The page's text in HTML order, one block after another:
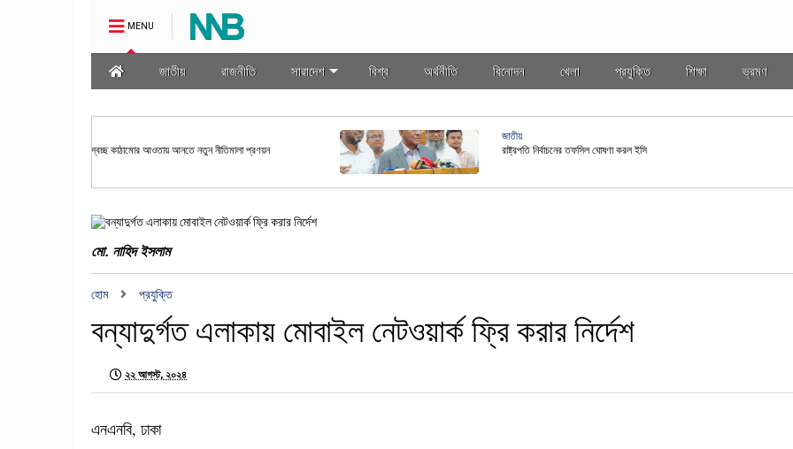
MENU
জাতীয় রাজনীতি সারাদেশ বিশ্ব অর্থনীতি বিনোদন খেলা প্রযুক্তি শিক্ষা ভ্রমণ
রাষ্ট্রপতি নির্বাচনের তফসিল ঘোষণা করল ইসি
মো. নাহিদ ইসলাম
হোম প্রযুক্তি
বন্যাদুর্গত এলাকায় মোবাইল নেটওয়ার্ক ফ্রি করার নির্দেশ
২২ আগস্ট, ২০২৪
এনএনবি, ঢাকা